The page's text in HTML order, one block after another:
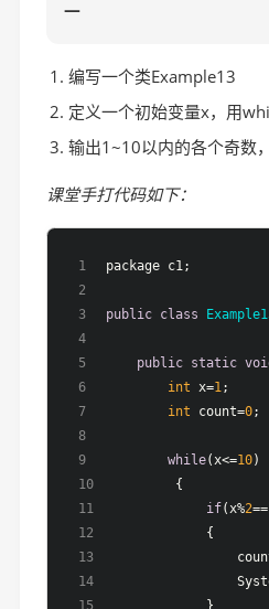
一
编写一个类Example13
定义一个初始变量x，用
输出1~10以内的各个奇数
课堂手打代码如下：
package c1;
public class
public static
int x=1;
int count=0;
while(x<=10)
        {
if(x%2==
            {